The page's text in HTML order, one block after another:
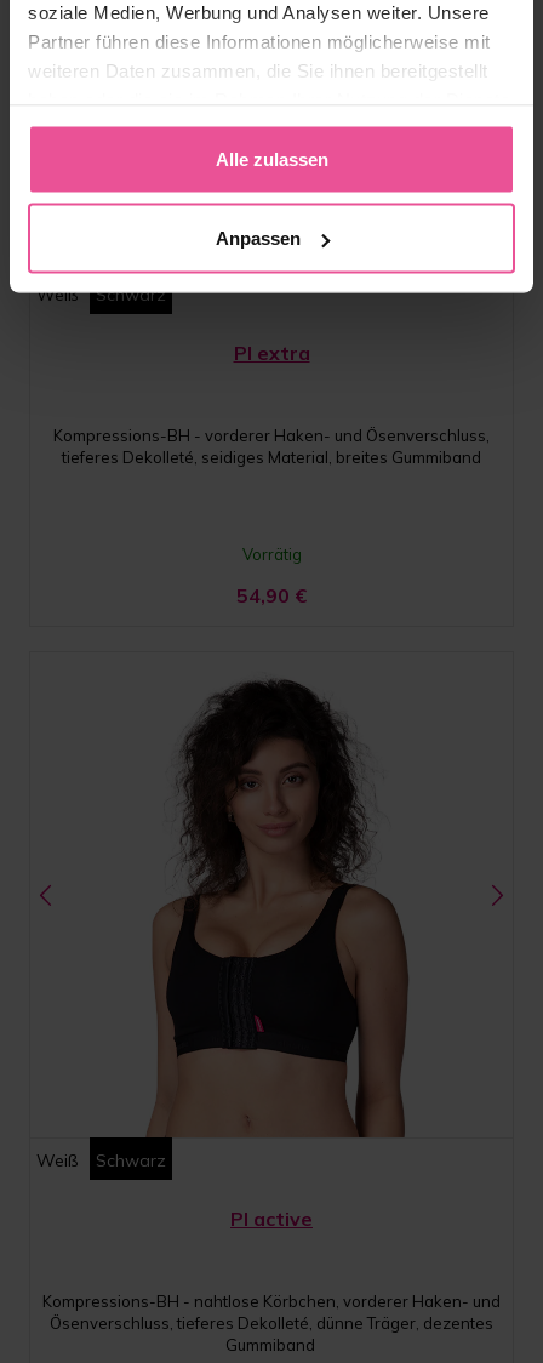
soziale Medien, Werbung und Analysen weiter. Unsere
Partner führen diese Informationen möglicherweise mit
weiteren Daten zusammen, die Sie ihnen bereitgestellt
gesammelt haben.
Alle zulassen
Anpassen
Weiß Schwarz
PI extra
Kompressions-BH - vorderer Haken- und Ösenverschluss,
tieferes Dekolleté, seidiges Material, breites Gummiband
Vorrätig
54,90 €
Weiß Schwarz
PI active
Kompressions-BH - nahtlose Körbchen, vorderer Haken- und
Ösenverschluss, tieferes Dekolleté, dünne Träger, dezentes
Gummiband